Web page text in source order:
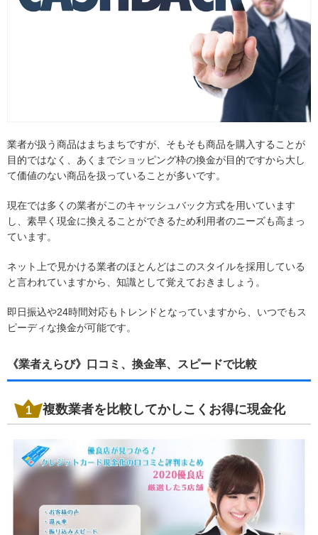
業者が扱う商品はまちまちですが、そもそも商品を購入することが
目的ではなく、あくまでショッピング枠の換金が目的ですから大し
て価値のない商品を扱っていることが多いです。
現在では多くの業者がこのキャッシュバック方式を用いています
し、素早く現金に換えることができるため利用者のニーズも高まっ
ています。
ネット上で見かける業者のほとんどはこのスタイルを採用している
と言われていますから、知識として覚えておきましょう。
即日振込や24時間対応もトレンドとなっていますから、いつでもス
ピーディな換金が可能です。
《業者えらび》口コミ、換金率、スピードで比較
複数業者を比較してかしこくお得に現金化